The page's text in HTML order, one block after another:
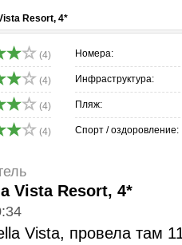
Resort, 4*
(4) Номера:
(4) Инфраструктура:
(4) Пляж:
(4) Спорт / оздоровление:
Vista Resort, 4*
Vista, провела там